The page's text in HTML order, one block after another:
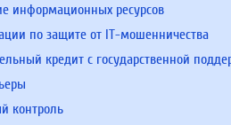
информационных ресурсов
по защите от IT-мошенничества
кредит с государственной
контроль